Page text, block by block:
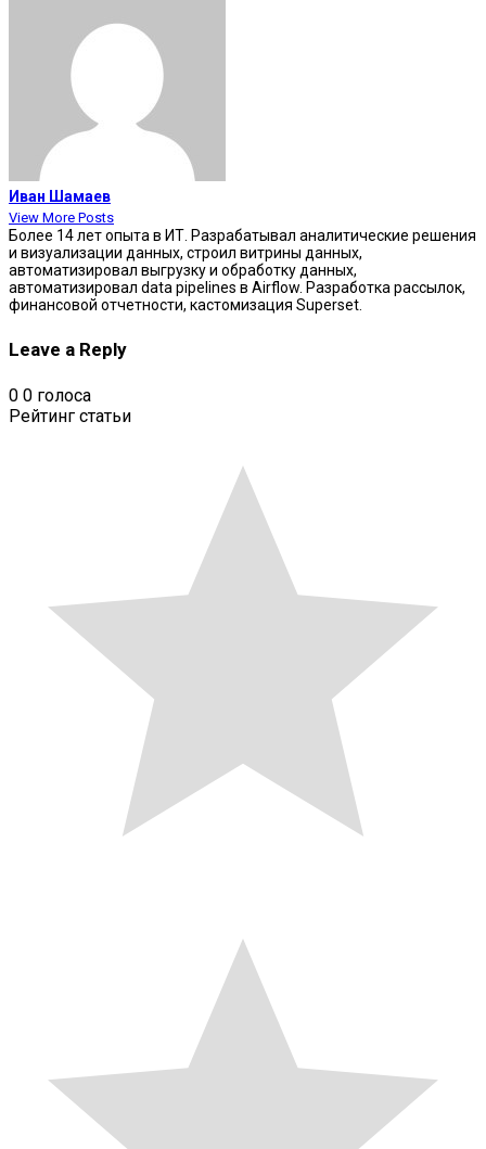
Иван Шамаев
View More Posts
Более 14 лет опыта в ИТ. Разрабатывал аналитические решения
и визуализации данных, строил витрины данных,
автоматизировал выгрузку и обработку данных,
автоматизировал data pipelines в Airflow. Разработка рассылок,
финансовой отчетности, кастомизация Superset.
Leave a Reply
0 0 голоса
Рейтинг статьи